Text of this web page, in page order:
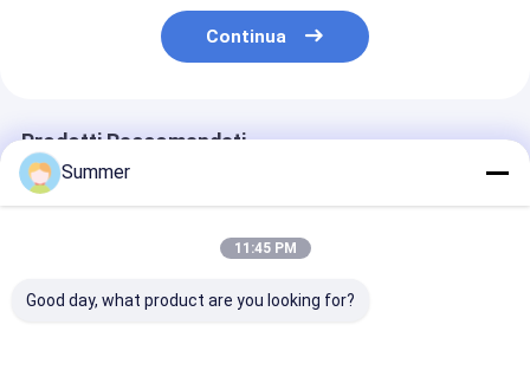
Continua
Prodotti Raccomandati
Summer
11:45 PM
Good day, what product are you looking for?